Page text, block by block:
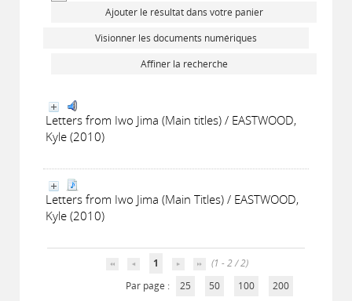
Ajouter le résultat dans votre panier
Visionner les documents numériques
Affiner la recherche
Letters from Iwo Jima (Main titles) / EASTWOOD,
Kyle (2010)
Letters from Iwo Jima (Main Titles) / EASTWOOD,
Kyle (2010)
1
(1 - 2 / 2)
Par page :
25 50 100 200